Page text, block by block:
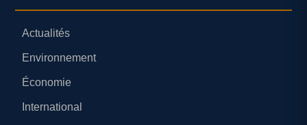
Actualités
Environnement
Économie
International